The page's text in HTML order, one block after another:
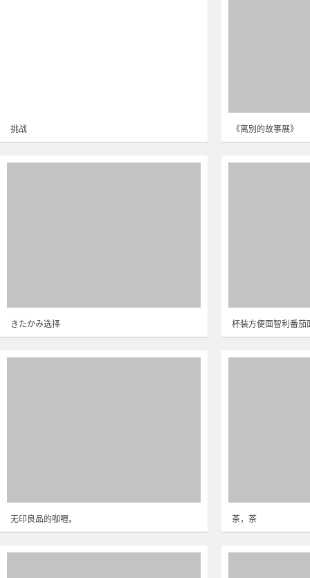
挑战 《离别的故事展》
きたかみ选择 杯装方便面智利番茄
无印良品的咖喱。 茶，茶